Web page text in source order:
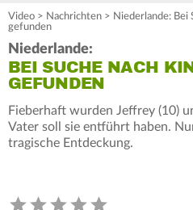
Video > Nachrichten > Niederlande: Bei
gefunden
Niederlande:
BEI SUCHE NACH
GEFUNDEN
Fieberhaft wurden Jeffrey (10)
Vater soll sie entführt haben.
tragische Entdeckung.